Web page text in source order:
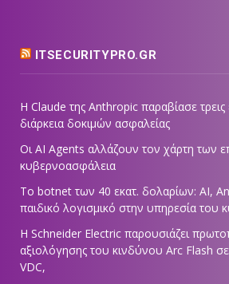
ITSECURITYPRO.GR
Η Claude της Anthropic παραβίασε τρεις
διάρκεια δοκιμών ασφαλείας
Οι AI Agents αλλάζουν τον χάρτη των
κυβερνοασφάλεια
Το botnet των 40 εκατ. δολαρίων: AI,
παιδικό λογισμικό στην υπηρεσία του
Η Schneider Electric παρουσιάζει
αξιολόγησης του κινδύνου Arc Flash
VDC,